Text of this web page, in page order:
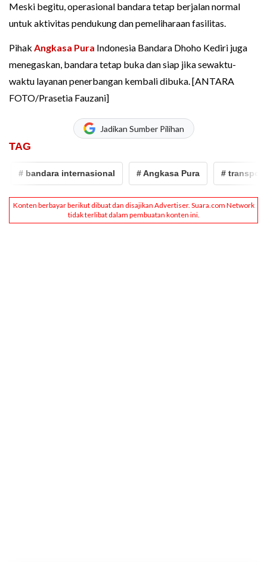
Meski begitu, operasional bandara tetap berjalan normal
untuk aktivitas pendukung dan pemeliharaan fasilitas.
Pihak Angkasa Pura Indonesia Bandara Dhoho Kediri juga
menegaskan, bandara tetap buka dan siap jika sewaktu-
waktu layanan penerbangan kembali dibuka. [ANTARA
FOTO/Prasetia Fauzani]
Jadikan Sumber Pilihan
TAG
bandara internasional # Angkasa Pura # transportasi